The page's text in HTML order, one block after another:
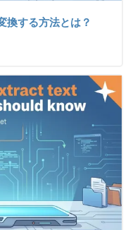
換する方法とは？